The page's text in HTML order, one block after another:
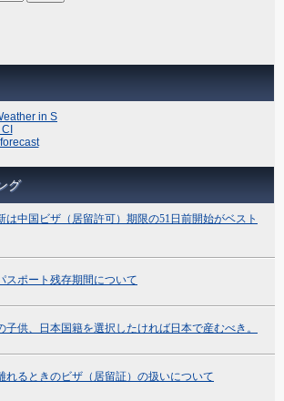
グ
は中国ビザ（居留許可）期限の51日前開始がベスト
スポート残存期間について
子供、日本国籍を選択したければ日本で産むべき。
れるときのビザ（居留証）の扱いについて